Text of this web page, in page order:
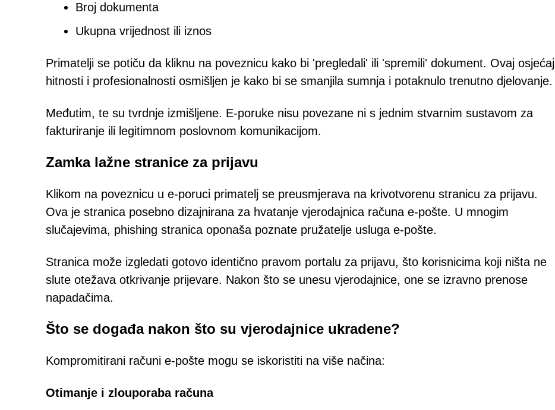
Broj dokumenta
Ukupna vrijednost ili iznos
Primatelji se potiču da kliknu na poveznicu kako bi 'pregledali' ili 'spremili' dokument. Ovaj osjećaj
hitnosti i profesionalnosti osmišljen je kako bi se smanjila sumnja i potaknulo trenutno djelovanje.
Međutim, te su tvrdnje izmišljene. E-poruke nisu povezane ni s jednim stvarnim sustavom za
fakturiranje ili legitimnom poslovnom komunikacijom.
Zamka lažne stranice za prijavu
Klikom na poveznicu u e-poruci primatelj se preusmjerava na krivotvorenu stranicu za prijavu.
Ova je stranica posebno dizajnirana za hvatanje vjerodajnica računa e-pošte. U mnogim
slučajevima, phishing stranica oponaša poznate pružatelje usluga e-pošte.
Stranica može izgledati gotovo identično pravom portalu za prijavu, što korisnicima koji ništa ne
slute otežava otkrivanje prijevare. Nakon što se unesu vjerodajnice, one se izravno prenose
napadačima.
Što se događa nakon što su vjerodajnice ukradene?
Kompromitirani računi e-pošte mogu se iskoristiti na više načina:
Otimanje i zlouporaba računa